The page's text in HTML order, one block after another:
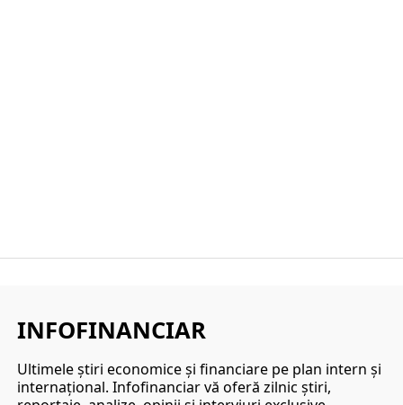
INFOFINANCIAR
Ultimele ştiri economice şi financiare pe plan intern şi
internaţional. Infofinanciar vă oferă zilnic ştiri,